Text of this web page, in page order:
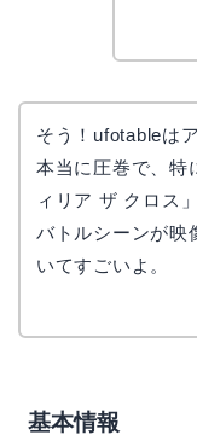
そう！ufotableは
本当に圧巻で、特
ィリア ザ クロス
バトルシーンが映
いてすごいよ。
基本情報